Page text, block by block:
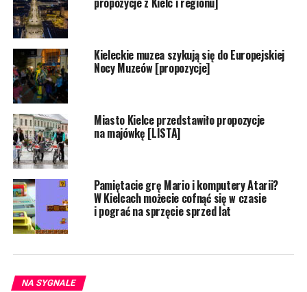
Kieleckie muzea szykują się do Europejskiej
Nocy Muzeów [propozycje]
Miasto Kielce przedstawiło propozycje
na majówkę [LISTA]
Pamiętacie grę Mario i komputery Atarii?
W Kielcach możecie cofnąć się w czasie
i pograć na sprzęcie sprzed lat
NA SYGNALE